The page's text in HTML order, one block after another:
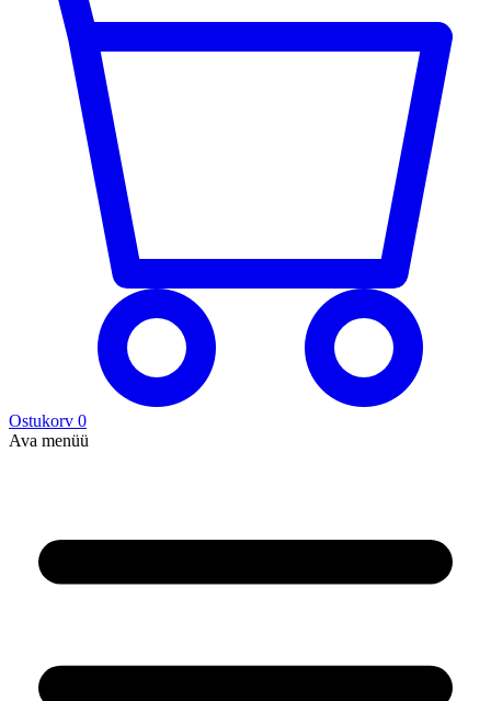
Ostukorv 0
Ava menüü